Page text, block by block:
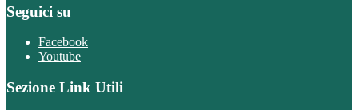
Seguici su
Facebook
Youtube
Sezione Link Utili